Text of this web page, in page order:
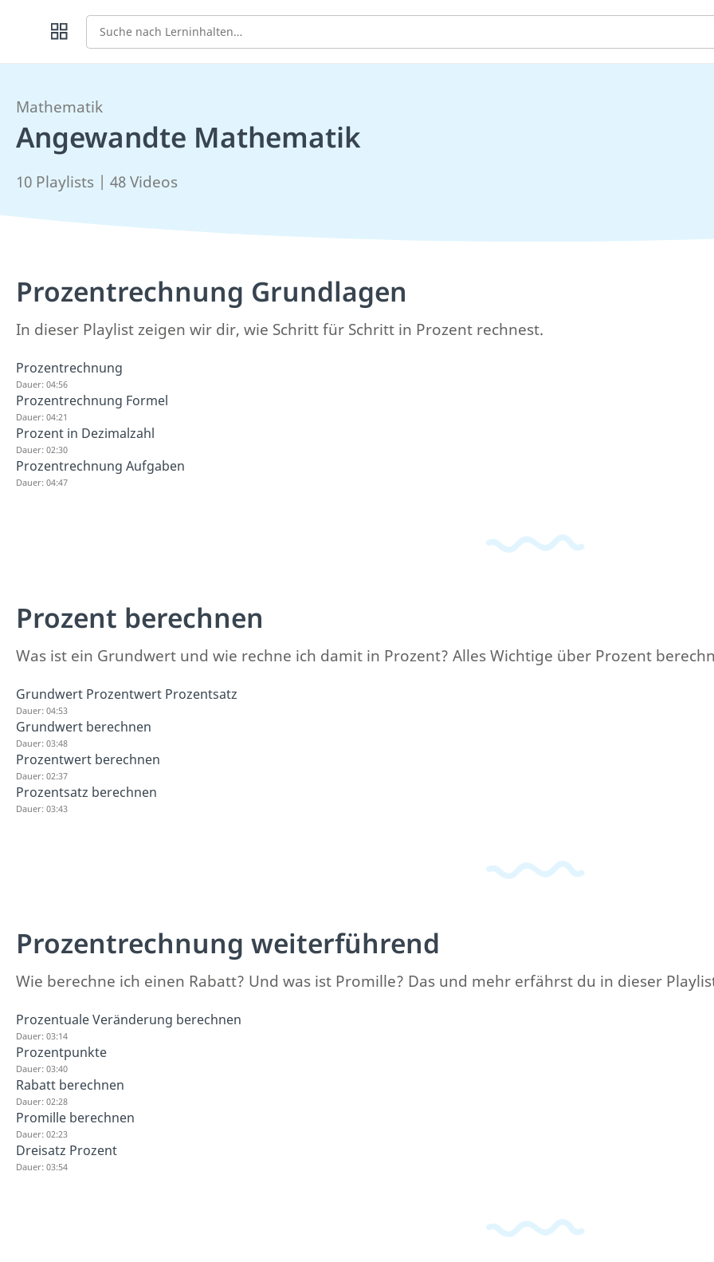
Suche
Mathematik
Angewandte Mathematik
10 Playlists | 48 Videos
Prozentrechnung Grundlagen
In dieser Playlist zeigen wir dir, wie Schritt für Schritt in Prozent rechnest.
Prozentrechnung
Dauer: 04:56
Prozentrechnung Formel
Dauer: 04:21
Prozent in Dezimalzahl
Dauer: 02:30
Prozentrechnung Aufgaben
Dauer: 04:47
Prozent berechnen
Was ist ein Grundwert und wie rechne ich damit in Prozent? Alles Wichtige über Prozent
Grundwert Prozentwert Prozentsatz
Dauer: 04:53
Grundwert berechnen
Dauer: 03:48
Prozentwert berechnen
Dauer: 02:37
Prozentsatz berechnen
Dauer: 03:43
Prozentrechnung weiterführend
Wie berechne ich einen Rabatt? Und was ist Promille? Das und mehr erfährst du in dieser
Prozentuale Veränderung berechnen
Dauer: 03:14
Prozentpunkte
Dauer: 03:40
Rabatt berechnen
Dauer: 02:28
Promille berechnen
Dauer: 02:23
Dreisatz Prozent
Dauer: 03:54